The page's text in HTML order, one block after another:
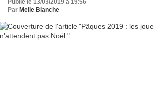
Publié le 13/03/2019 à 19:56
Par Melle Blanche